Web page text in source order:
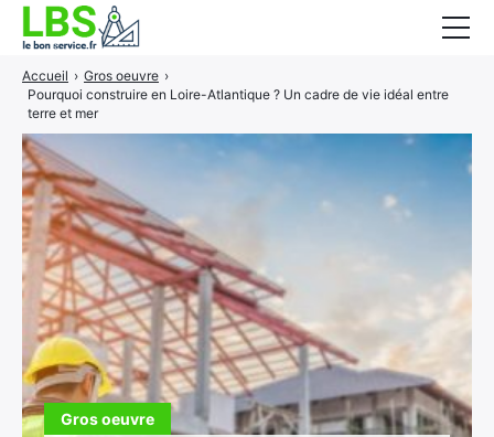
Gros oeuvre
Accueil › Gros oeuvre ›
Pourquoi construire en Loire-Atlantique ? Un cadre de vie idéal entre
terre et mer
Gros oeuvre
Aménagement intérieur
Piscine et jardin
Services associés